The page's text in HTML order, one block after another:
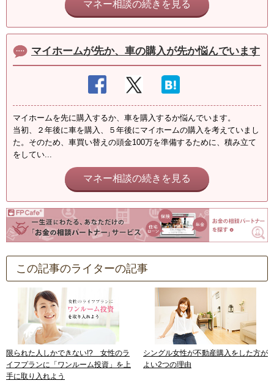
マネー相談の続きを見る
マイホームが先か、車の購入が先か悩んでいます
マイホームを先に購入するか、車を購入するか悩んでいます。
当初、２年後に車を購入、５年後にマイホームの購入を考えていまし
た。そのため、車買い替えの頭金100万を準備するために、積み立て
をしてい...
マネー相談の続きを見る
この記事のライターの記事
限られた人しかできない!? 女性のラ
イフプランに「ワンルーム投資」を上
手に取り入れよう
シングル女性が不動産購入をした方が
よい2つの理由